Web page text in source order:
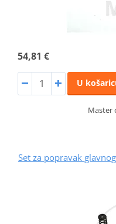
54,81 €
U
Master
Set za popravak